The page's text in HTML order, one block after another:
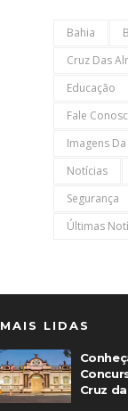
Bahia
Cruz Das
Educação
Fale
Imagens
Notícias
Segurança
Últimas
MAIS LIDAS
Cruz